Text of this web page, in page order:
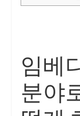
임베
분야